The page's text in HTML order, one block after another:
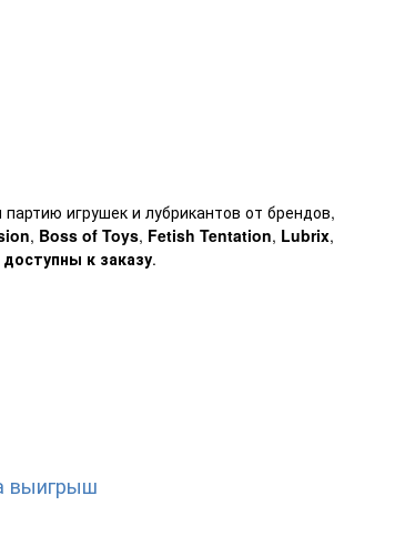
игрушек и лубрикантов от брендов,
, Boss of Toys, Fetish Tentation, Lubrix,
доступны к заказу.
выигрыш